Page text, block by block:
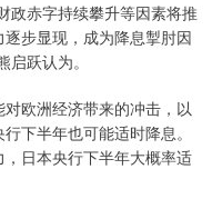
赤字持续攀升等因素将推
步显现，成为降息掣肘因
跃认为。
欧洲经济带来的冲击，以
下半年也可能适时降息。
日本央行下半年大概率适